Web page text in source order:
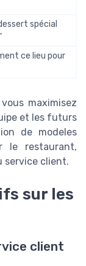
spécial
ce lieu pour
maximisez
et les futurs
de modeles
le restaurant,
service client.
sur les
client